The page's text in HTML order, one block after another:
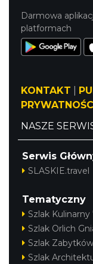
Darmowa
platformach
KONTAKT
PRYWATNOŚCI
NASZE
Serwis
SLASKIE.travel
Tematyczny
Szlak Kulinarny
Szlak Orlich
Szlak
Szlak